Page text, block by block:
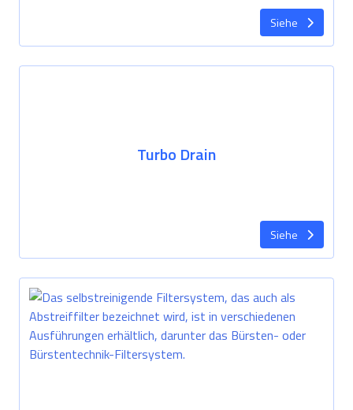
Siehe
Turbo Drain
Siehe